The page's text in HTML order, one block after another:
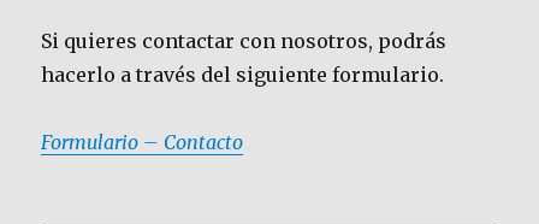
Si quieres contactar con nosotros, podrás
hacerlo a través del siguiente formulario.
Formulario – Contacto